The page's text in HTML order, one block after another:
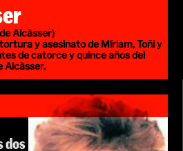
Alcàsser)
y asesinato de Míriam, Toñi y
de catorce y quince años del
Alcàsser.
dos